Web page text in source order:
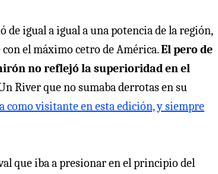
de igual a igual a una potencia de la región,
el máximo cetro de América.El pero de
no reflejó la superioridad en el
River que no sumaba derrotas en su
como visitante en esta edición, y siempre
que iba a presionar en el principio del